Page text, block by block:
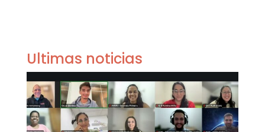
Ultimas noticias